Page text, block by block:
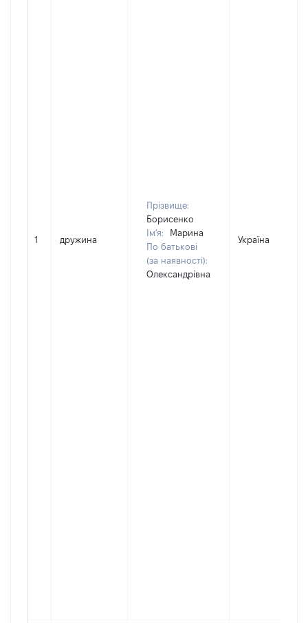
1 дружина
Прізвище:
Борисенко
Ім'я:
Марина
По батькові
(за наявності):
Олександрівна
Україна